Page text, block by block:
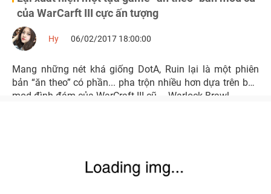
của WarCarft III cực ấn tượng
Hy 06/02/2017 18:00:00
Mang những nét khá giống DotA, Ruin lại là một phiên
bản “ăn theo” có phần... pha trộn nhiều hơn dựa trên bản
mod đình đám của WarCraft III cũ – Warlock Brawl.